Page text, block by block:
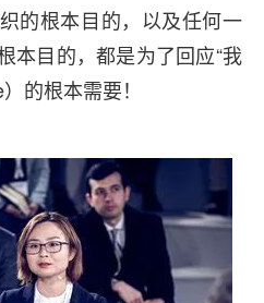
的根本目的，以及任何一
本目的，都是为了回应“我
的根本需要！